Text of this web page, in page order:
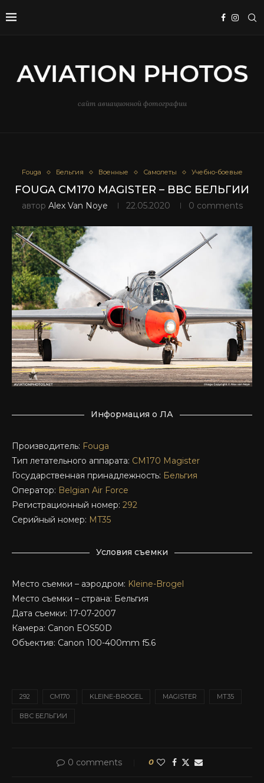
сайт авиационной фотографии
Fouga Бельгия Военные Самолеты Учебно-боевые
FOUGA CM170 MAGISTER – ВВС БЕЛЬГИИ
автор Alex Van Noye 22.05.2020 0 comments
Информация о ЛА
Производитель: Fouga
Тип летательного аппарата: CM170 Magister
Государственная принадлежность: Бельгия
Оператор: Belgian Air Force
Регистрационный номер: 292
Серийный номер: MT35
Условия съемки
Место съемки – аэродром: Kleine-Brogel
Место съемки – страна: Бельгия
Дата съемки: 17-07-2007
Камера: Canon EOS50D
Объектив: Canon 100-400mm f5.6
292 CM170 KLEINE-BROGEL MAGISTER MT35
ВВС БЕЛЬГИИ
0 comments 0